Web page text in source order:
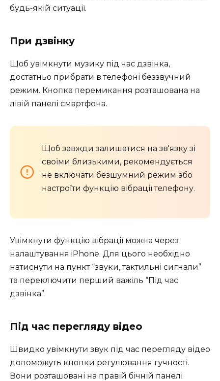
будь-якій ситуації.
При дзвінку
Щоб увімкнути музику під час дзвінка,
достатньо прибрати в телефоні беззвучний
режим. Кнопка перемикання розташована на
лівій панелі смартфона.
Щоб завжди залишатися на зв'язку зі
своїми близькими, рекомендується
не включати безшумний режим або
настроїти функцію вібрації телефону.
Увімкнути функцію вібрації можна через
налаштування iPhone. Для цього необхідно
натиснути на пункт “звуки, тактильні сигнали”
та переключити перший важіль “Під час
дзвінка”.
Під час перегляду відео
Швидко увімкнути звук під час перегляду відео
допоможуть кнопки регулювання гучності.
Вони розташовані на правій бічній панелі